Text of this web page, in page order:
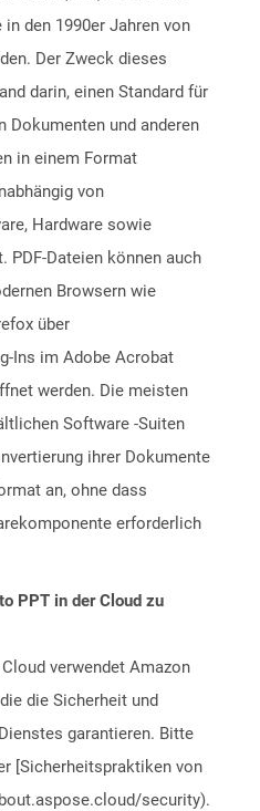
den 1990er Jahren von
Der Zweck dieses
darin, einen Standard für
Dokumenten und anderen
in einem Format
von
Hardware sowie
PDF-Dateien können auch
Browsern wie
über
Ins im Adobe Acrobat
werden. Die meisten
Software -Suiten
ihrer Dokumente
an, ohne dass
erforderlich
PPT in der Cloud zu
verwendet Amazon
die Sicherheit und
garantieren. Bitte
[Sicherheitspraktiken von
security).